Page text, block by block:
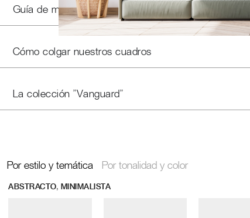
Guía de medidas
Cómo colgar nuestros cuadros
La colección "Vanguard"
Por estilo y temática Por tonalidad y color
ABSTRACTO, MINIMALISTA